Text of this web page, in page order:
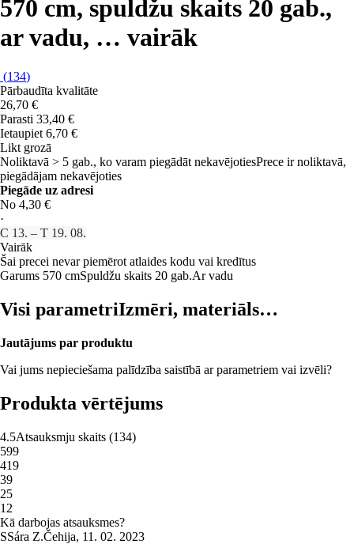
570 cm, spuldžu skaits 20 gab.,
ar vadu, … vairāk
(134)
Pārbaudīta kvalitāte
26,70 €
Parasti 33,40 €
Ietaupiet 6,70 €
Likt grozā
Noliktavā > 5 gab., ko varam piegādāt nekavējotiesPrece ir noliktavā,
piegādājam nekavējoties
Piegāde uz adresi
No 4,30 €
·
C 13. – T 19. 08.
Vairāk
Šai precei nevar piemērot atlaides kodu vai kredītus
Garums 570 cmSpuldžu skaits 20 gab.Ar vadu
Visi parametriIzmēri, materiāls…
Jautājums par produktu
Vai jums nepieciešama palīdzība saistībā ar parametriem vai izvēli?
Produkta vērtējums
4.5Atsauksmju skaits (134)
599
419
39
25
1 2
Kā darbojas atsauksmes?
SSára Z.Čehija, 11. 02. 2023